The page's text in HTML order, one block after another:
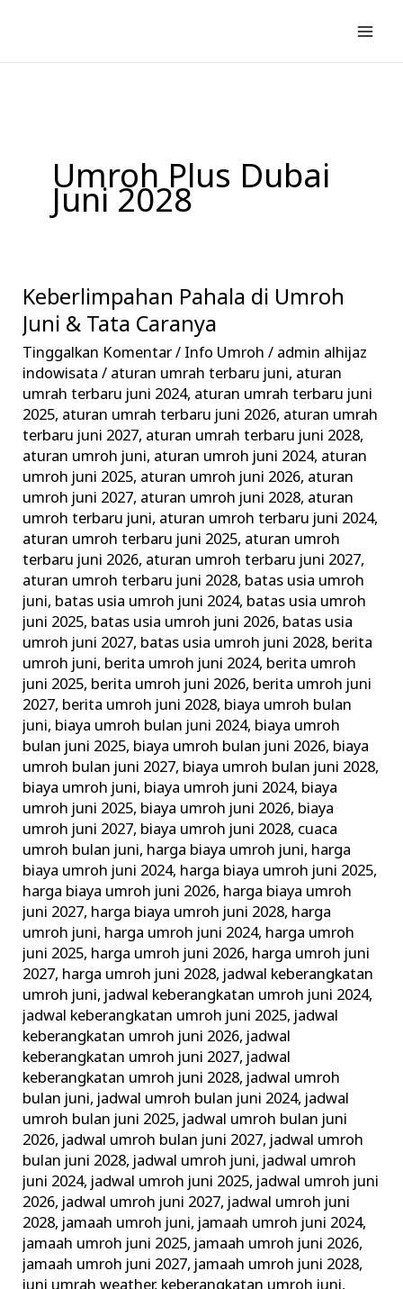
konten
Umroh Plus Dubai
Juni 2028
Keberlimpahan Pahala di Umroh
Juni & Tata Caranya
Tinggalkan Komentar/ Info Umroh / admin alhijaz
indowisata/ aturan umrah terbaru juni, aturan
umrah terbaru juni 2024, aturan umrah terbaru juni
2025, aturan umrah terbaru juni 2026, aturan umrah
terbaru juni 2027, aturan umrah terbaru juni 2028,
aturan umroh juni, aturan umroh juni 2024, aturan
umroh juni 2025, aturan umroh juni 2026, aturan
umroh juni 2027, aturan umroh juni 2028, aturan
umroh terbaru juni, aturan umroh terbaru juni 2024,
aturan umroh terbaru juni 2025, aturan umroh
terbaru juni 2026, aturan umroh terbaru juni 2027,
aturan umroh terbaru juni 2028, batas usia umroh
juni, batas usia umroh juni 2024, batas usia umroh
juni 2025, batas usia umroh juni 2026, batas usia
umroh juni 2027, batas usia umroh juni 2028, berita
umroh juni, berita umroh juni 2024, berita umroh
juni 2025, berita umroh juni 2026, berita umroh juni
2027, berita umroh juni 2028, biaya umroh bulan
juni, biaya umroh bulan juni 2024, biaya umroh
bulan juni 2025, biaya umroh bulan juni 2026, biaya
umroh bulan juni 2027, biaya umroh bulan juni 2028,
biaya umroh juni, biaya umroh juni 2024, biaya
umroh juni 2025, biaya umroh juni 2026, biaya
umroh juni 2027, biaya umroh juni 2028, cuaca
umroh bulan juni, harga biaya umroh juni, harga
biaya umroh juni 2024, harga biaya umroh juni 2025,
harga biaya umroh juni 2026, harga biaya umroh
juni 2027, harga biaya umroh juni 2028, harga
umroh juni, harga umroh juni 2024, harga umroh
juni 2025, harga umroh juni 2026, harga umroh juni
2027, harga umroh juni 2028, jadwal keberangkatan
umroh juni, jadwal keberangkatan umroh juni 2024,
jadwal keberangkatan umroh juni 2025, jadwal
keberangkatan umroh juni 2026, jadwal
keberangkatan umroh juni 2027, jadwal
keberangkatan umroh juni 2028, jadwal umroh
bulan juni, jadwal umroh bulan juni 2024, jadwal
umroh bulan juni 2025, jadwal umroh bulan juni
2026, jadwal umroh bulan juni 2027, jadwal umroh
bulan juni 2028, jadwal umroh juni, jadwal umroh
juni 2024, jadwal umroh juni 2025, jadwal umroh juni
2026, jadwal umroh juni 2027, jadwal umroh juni
2028, jamaah umroh juni, jamaah umroh juni 2024,
jamaah umroh juni 2025, jamaah umroh juni 2026,
jamaah umroh juni 2027, jamaah umroh juni 2028,
Keberlimpahan
Pahala
di
Umroh
Juni
&
Tata
Caranya